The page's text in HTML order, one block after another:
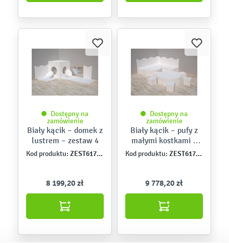
Dostępny na
zamówienie
Biały kącik – domek z
lustrem – zestaw 4
Kod produktu: ZEST6174PU
8 199,20 zł
Dostępny na
zamówienie
Biały kącik – pufy z
małymi kostkami –
zestaw 3
Kod produktu: ZEST6173PU
9 778,20 zł